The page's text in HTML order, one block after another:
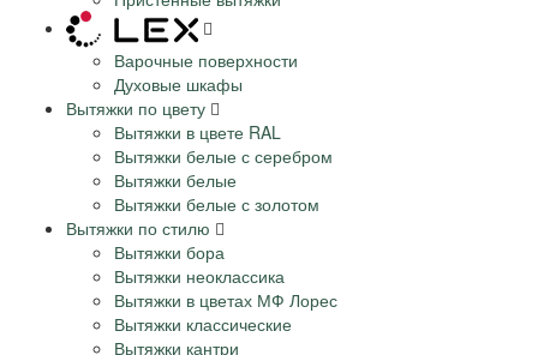
Варочные поверхности
Духовые шкафы
Вытяжки по цвету
Вытяжки в цвете RAL
Вытяжки белые с серебром
Вытяжки белые
Вытяжки белые с золотом
Вытяжки по стилю
Вытяжки бора
Вытяжки неоклассика
Вытяжки в цветах МФ Лорес
Вытяжки классические
Вытяжки кантри